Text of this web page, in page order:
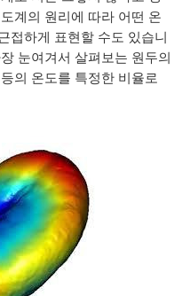
계의 원리에 따라 어떤 온
접하게 표현할 수도 있습니
눈여겨서 살펴보는 원두의
의 온도를 특정한 비율로